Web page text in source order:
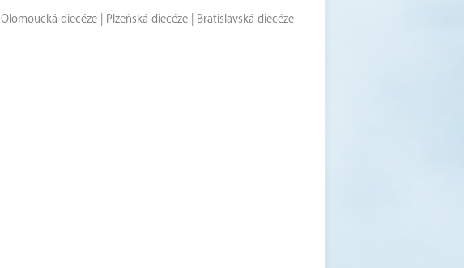
Olomoucká diecéze Plzeňská diecéze Bratislavská diecéze